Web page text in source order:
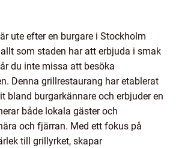
ute efter en burgare i Stockholm
som staden har att erbjuda i smak
du inte missa att besöka
Denna grillrestaurang har etablerat
bland burgarkännare och erbjuder en
både lokala gäster och
och fjärran. Med ett fokus på
till grillyrket, skapar